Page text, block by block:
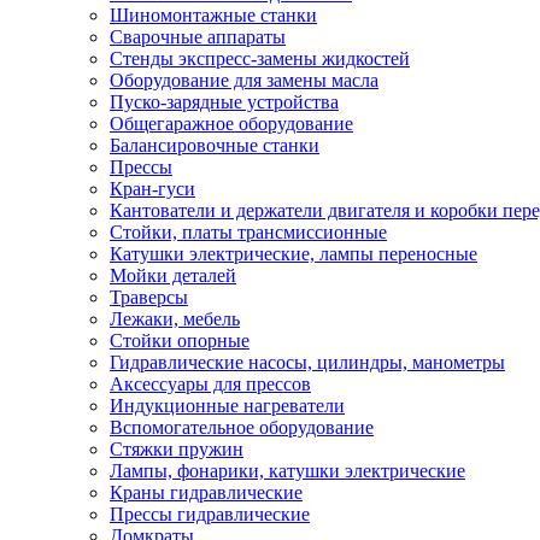
Шиномонтажные станки
Сварочные аппараты
Стенды экспресс-замены жидкостей
Оборудование для замены масла
Пуско-зарядные устройства
Общегаражное оборудование
Балансировочные станки
Прессы
Кран-гуси
Кантователи и держатели двигателя и коробки
Стойки, платы трансмиссионные
Катушки электрические, лампы переносные
Мойки деталей
Траверсы
Лежаки, мебель
Стойки опорные
Гидравлические насосы, цилиндры, манометры
Аксессуары для прессов
Индукционные нагреватели
Вспомогательное оборудование
Стяжки пружин
Лампы, фонарики, катушки электрические
Краны гидравлические
Прессы гидравлические
Домкраты